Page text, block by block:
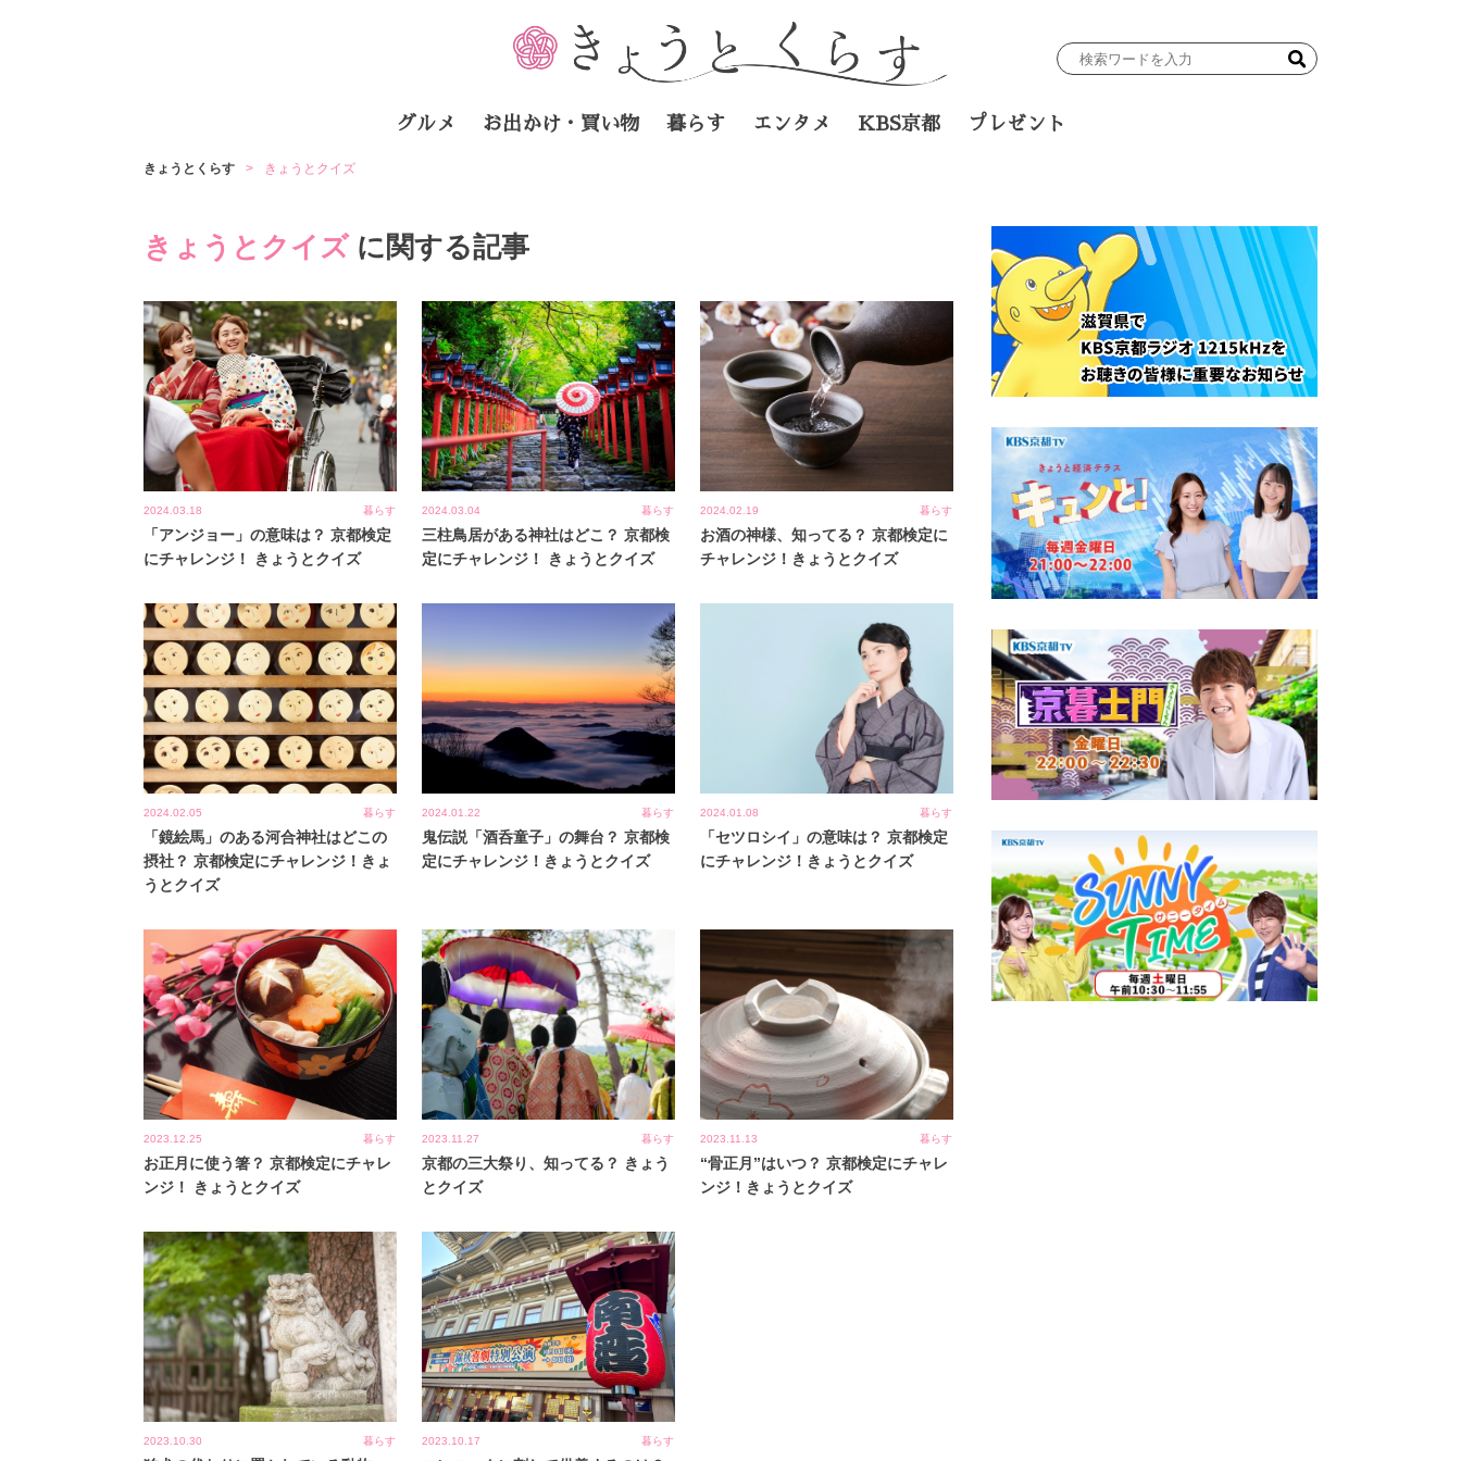
検
力
グルメ お出かけ・買い物 暮らす エンタメ KBS京都 プレゼント
きょうとくらす きょうとクイズ
きょうとクイズに関する記事
2024.03.18 暮らす
「アンジョー」の意味は？ 京都検定
にチャレンジ！ きょうとクイズ
2024.03.04 暮らす
三柱鳥居がある神社はどこ？ 京都検
定にチャレンジ！ きょうとクイズ
2024.02.19 暮らす
お酒の神様、知ってる？ 京都検定に
チャレンジ！きょうとクイズ
2024.02.05 暮らす
「鏡絵馬」のある河合神社はどこの
摂社？ 京都検定にチャレンジ！きょ
うとクイズ
2024.01.22 暮らす
鬼伝説「酒呑童子」の舞台？ 京都検
定にチャレンジ！きょうとクイズ
2024.01.08 暮らす
「セツロシイ」の意味は？ 京都検定
にチャレンジ！きょうとクイズ
2023.12.25 暮らす
お正月に使う箸？ 京都検定にチャレ
ンジ！ きょうとクイズ
2023.11.27 暮らす
京都の三大祭り、知ってる？ きょう
とクイズ
2023.11.13 暮らす
“骨正月”はいつ？ 京都検定にチャレ
ンジ！きょうとクイズ
2023.10.30 暮らす 2023.10.17 暮らす